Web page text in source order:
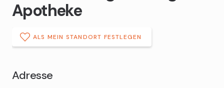
Apotheke
ALS MEIN STANDORT FESTLEGEN
Adresse